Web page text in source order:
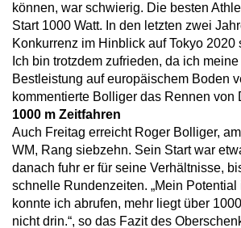
können, war schwierig. Die besten
Start 1000 Watt. In den letzten zwei
Konkurrenz im Hinblick auf Tokyo 2020
Ich bin trotzdem zufrieden, da ich
Bestleistung auf europäischem Boden
kommentierte Bolliger das Rennen von
1000 m Zeitfahren
Auch Freitag erreicht Roger Bolliger,
WM, Rang siebzehn. Sein Start war
danach fuhr er für seine Verhältnisse,
schnelle Rundenzeiten. „Mein
konnte ich abrufen, mehr liegt über
nicht drin.“, so das Fazit des